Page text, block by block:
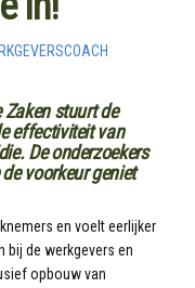
stuurt de
effectiviteit van
De onderzoekers
voorkeur geniet
en voelt eerlijker
bij de werkgevers en
opbouw van